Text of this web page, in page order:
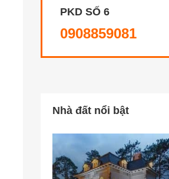
PKD SỐ 6
0908859081
Nhà đất nổi bật